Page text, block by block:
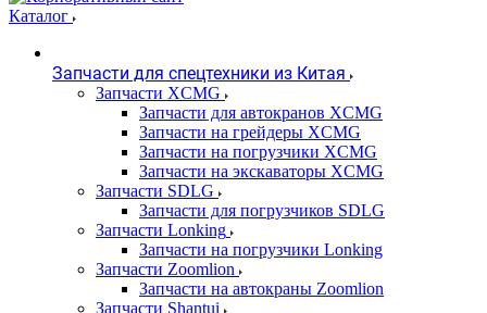
Каталог
Запчасти для спецтехники из Китая
Запчасти XCMG
Запчасти для автокранов XCMG
Запчасти на грейдеры XCMG
Запчасти на погрузчики XCMG
Запчасти на экскаваторы XCMG
Запчасти SDLG
Запчасти для погрузчиков SDLG
Запчасти Lonking
Запчасти на погрузчики Lonking
Запчасти Zoomlion
Запчасти на автокраны Zoomlion
Запчасти Shantui